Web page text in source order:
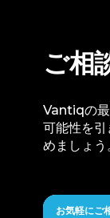
ご相
Vantiqの最
可能性を
めましょう
お気軽にご